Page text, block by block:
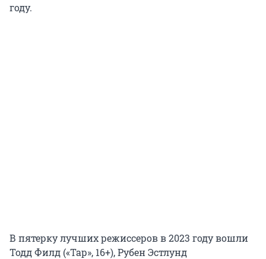
году.
В пятерку лучших режиссеров в 2023 году вошли
Тодд Филд («Тар», 16+), Рубен Эстлунд